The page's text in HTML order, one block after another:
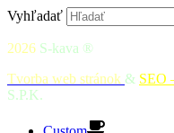
Vyhľadať
2026 S-kava ®
Tvorba web stránok & SEO
S.P.K.